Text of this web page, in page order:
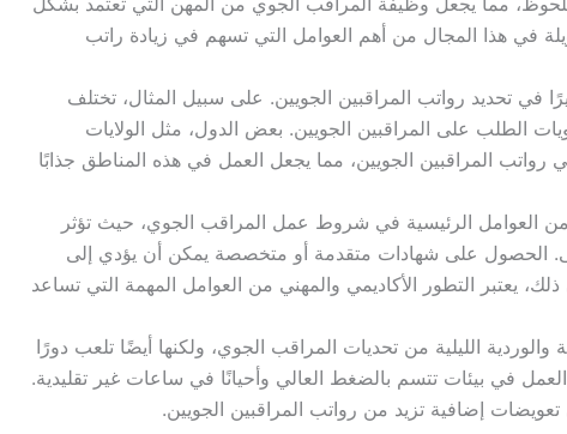
في هذا المجال من أهم العوامل التي تسهم في زيادة راتب
في تحديد رواتب المراقبين الجويين. على سبيل المثال، تختلف
الطلب على المراقبين الجويين. بعض الدول، مثل الولايات
رواتب المراقبين الجويين، مما يجعل العمل في هذه المناطق جذابًا
من العوامل الرئيسية في شروط عمل المراقب الجوي، حيث تؤثر
على شهادات متقدمة أو متخصصة يمكن أن يؤدي إلى
يعتبر التطور الأكاديمي والمهني من العوامل المهمة التي تساعد
الليلية من تحديات المراقب الجوي، ولكنها أيضًا تلعب دورًا
في بيئات تتسم بالضغط العالي وأحيانًا في ساعات غير تقليدية.
إضافية تزيد من رواتب المراقبين الجويين.